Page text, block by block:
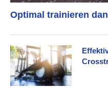
Optimal trainieren